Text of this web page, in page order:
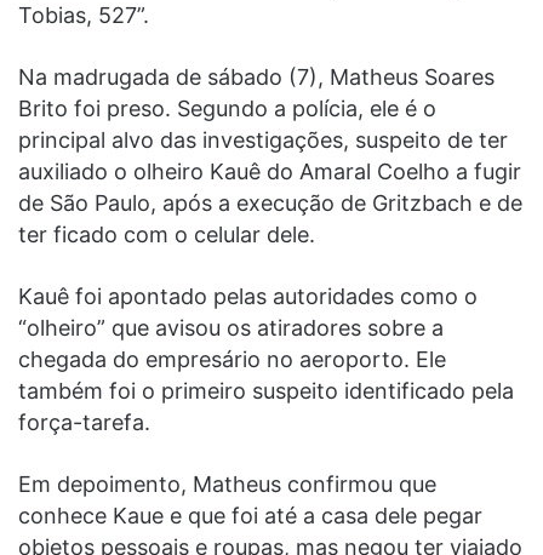
Tobias, 527”.
Na madrugada de sábado (7), Matheus Soares
Brito foi preso. Segundo a polícia, ele é o
principal alvo das investigações, suspeito de ter
auxiliado o olheiro Kauê do Amaral Coelho a fugir
de São Paulo, após a execução de Gritzbach e de
ter ficado com o celular dele.
Kauê foi apontado pelas autoridades como o
“olheiro” que avisou os atiradores sobre a
chegada do empresário no aeroporto. Ele
também foi o primeiro suspeito identificado pela
força-tarefa.
Em depoimento, Matheus confirmou que
conhece Kaue e que foi até a casa dele pegar
objetos pessoais e roupas, mas negou ter viajado